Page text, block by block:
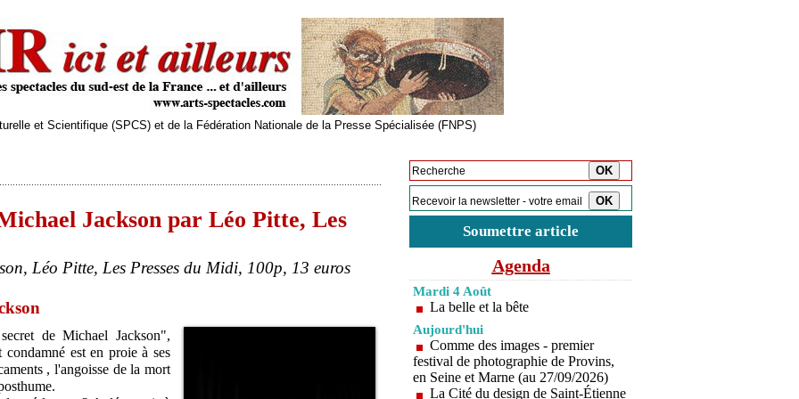
et Scientifique (SPCS) et de la Fédération Nationale de la Presse Spécialisée (FNPS)
Jackson par Léo Pitte, Les
Léo Pitte, Les Presses du Midi, 100p, 13 euros
de Michael Jackson",
est en proie à ses
, l'angoisse de la mort
Soumettre article
Agenda
Mardi 4 Août
La belle et la bête
Aujourd'hui
Comme des images - premier
festival de photographie de Provins,
en Seine et Marne (au 27/09/2026)
La Cité du design de Saint-Étienne